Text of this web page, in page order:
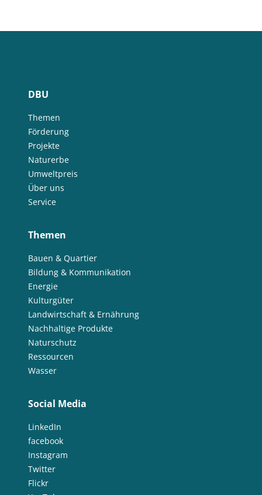
DBU
Themen
Förderung
Projekte
Naturerbe
Umweltpreis
Über uns
Service
Themen
Bauen & Quartier
Bildung & Kommunikation
Energie
Kulturgüter
Landwirtschaft & Ernährung
Nachhaltige Produkte
Naturschutz
Ressourcen
Wasser
Social Media
LinkedIn
facebook
Instagram
Twitter
Flickr